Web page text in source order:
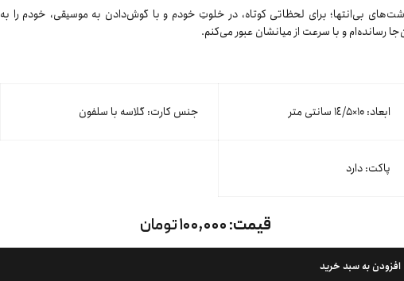
بی‌انتها؛ برای لحظاتی کوتاه، در خلوتِ خودم و با گوش‌دادن به موسیقی، خودم را به
رسانده‌ام و با سرعت از میانشان عبور می‌کنم.
ابعاد: ۱۰×١٤/۵ سانتی متر جنس کارت: گلاسه با سلفون
پاکت: دارد
قیمت:۱۰۰,۰۰۰ تومان
افزودن به سبد خرید